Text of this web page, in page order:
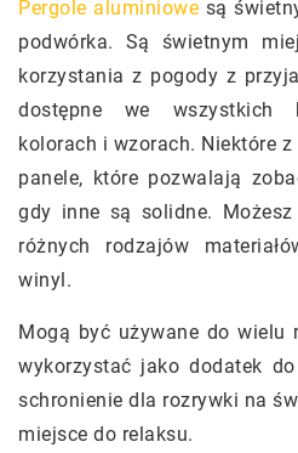
Pergole aluminiowe są
podwórka. Są świetnym
korzystania z pogody z
dostępne we wszystkich
kolorach i wzorach. Niektóre
panele, które pozwalają
gdy inne są solidne.
różnych rodzajów
winyl.
Mogą być używane do wielu
wykorzystać jako dodatek
schronienie dla rozrywki na
miejsce do relaksu.